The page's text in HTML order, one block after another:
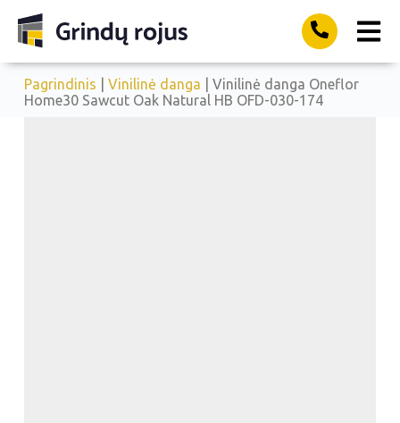
Pagrindinis Vinilinė danga | Vinilinė danga Oneflor
Home30 Sawcut Oak Natural HB OFD-030-174